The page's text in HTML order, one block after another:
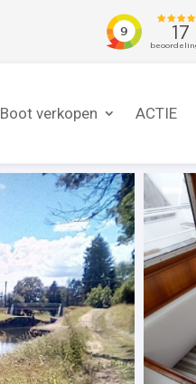
Boot verkopen ACTIE